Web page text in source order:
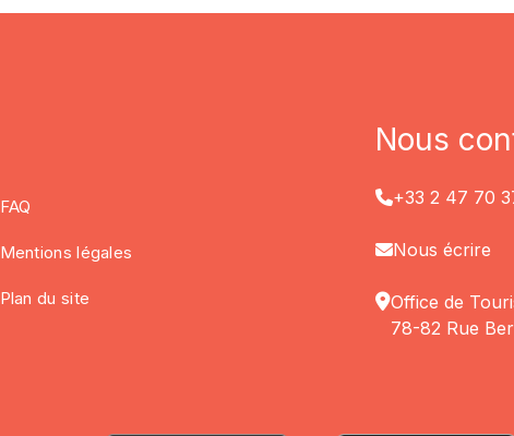
FAQ
Mentions légales
Plan du site
Nous
+33 2 47 70
Nous écrire
Office de
78-82 Rue